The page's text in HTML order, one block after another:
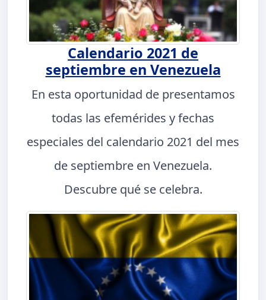
Calendario 2021 de
septiembre en Venezuela
En esta oportunidad de presentamos
todas las efemérides y fechas
especiales del calendario 2021 del mes
de septiembre en Venezuela.
Descubre qué se celebra.